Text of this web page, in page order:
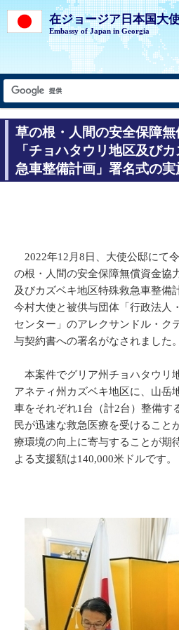
在ジョージア日本国大
Embassy of Japan in Georgia
草の根・人間の安全保障
「チョハタウリ地区及び
急車整備計画」署名式の実
2022年12月8日、大使公邸にて
の根・人間の安全保障無償資金協
及びカズベキ地区特殊救急車整備
今村大使と被供与団体「行政法人
センター」のアレクサンドル・ク
与契約書への署名がなされました。
本案件でグリア州チョハタウリ
アネティ州カズベキ地区に、山岳
車をそれぞれ1台（計2台）整備す
民が迅速な救急医療を受けること
療環境の向上に寄与することが期
よる支援額は140,000米ドルです。